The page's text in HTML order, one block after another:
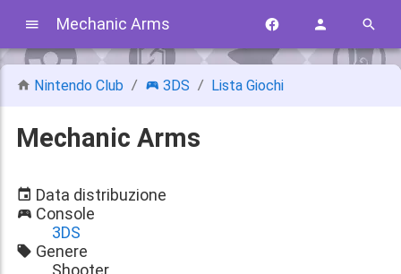
Mechanic Arms
Nintendo Club 3DS Lista Giochi
Mechanic Arms
Data distribuzione
Console
3DS
Genere
Shooter